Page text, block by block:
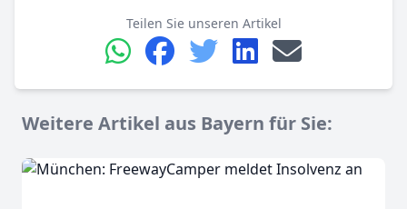
Teilen Sie unseren Artikel
Weitere Artikel aus Bayern für Sie: